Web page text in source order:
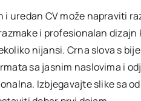
i uredan CV može napraviti
i profesionalan
nijansi. Crna slova s
sa jasnim naslovima i
Izbjegavajte slike sa